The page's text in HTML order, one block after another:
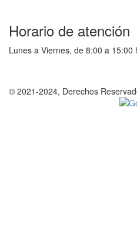
Horario de atención
Lunes a Viernes, de 8:00 a 15:00
© 2021-2024, Derechos